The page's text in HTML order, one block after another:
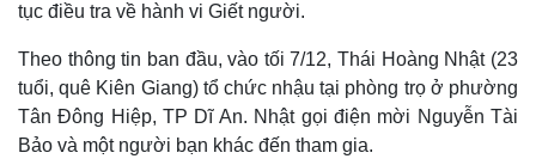
tục điều tra về hành vi Giết người.
Theo thông tin ban đầu, vào tối 7/12, Thái Hoàng Nhật (23
tuổi, quê Kiên Giang) tổ chức nhậu tại phòng trọ ở phường
Tân Đông Hiệp, TP Dĩ An. Nhật gọi điện mời Nguyễn Tài
Bảo và một người bạn khác đến tham gia.